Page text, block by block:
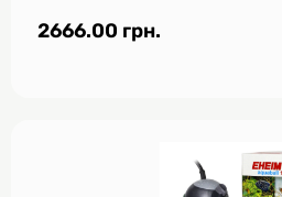
2666.00 грн.